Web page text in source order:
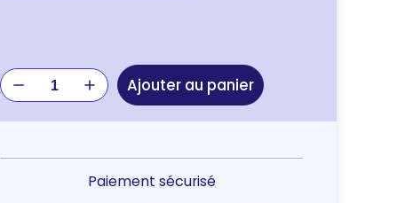
quantité
de
JOUET
HERISSON/CHAT
Ajouter au panier
Paiement sécurisé